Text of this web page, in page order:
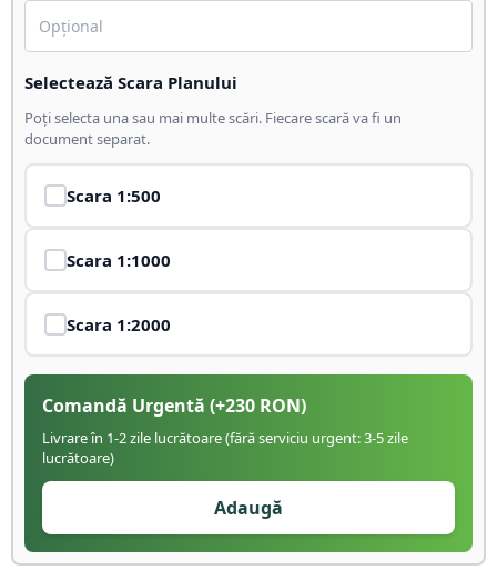
Selectează Scara Planului
Poți selecta una sau mai multe scări. Fiecare scară va fi un
document separat.
Scara 1:500
Scara 1:1000
Scara 1:2000
Comandă Urgentă (+230 RON)
Livrare în 1-2 zile lucrătoare (fără serviciu urgent: 3-5 zile
lucrătoare)
Adaugă